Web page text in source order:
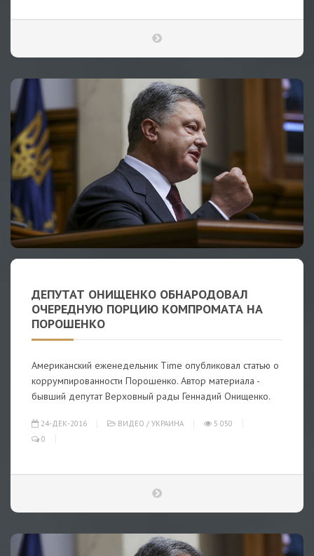
ДЕПУТАТ ОНИЩЕНКО ОБНАРОДОВАЛ
ОЧЕРЕДНУЮ ПОРЦИЮ КОМПРОМАТА НА
ПОРОШЕНКО
Американский еженедельник Time опубликовал статью о
коррумпированности Порошенко. Автор материала -
бывший депутат Верховный рады Геннадий Онищенко.
24-ДЕК-2016 ВИДЕО / УКРАИНА
5 050
0